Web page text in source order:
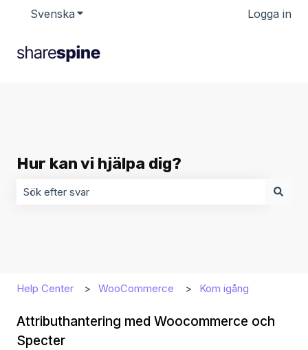
Svenska Visa undermenyer för översättningarLogga in
Hur kan vi hjälpa dig?
Help Center WooCommerce Kom igång
Attributhantering med Woocommerce och
Specter